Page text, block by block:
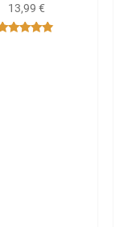
13,99 €